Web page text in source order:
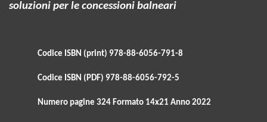
soluzioni per le concessioni balneari
Codice ISBN (print) 978-88-6056-791-8
Codice ISBN (PDF) 978-88-6056-792-5
Numero pagine 324 Formato 14x21 Anno 2022